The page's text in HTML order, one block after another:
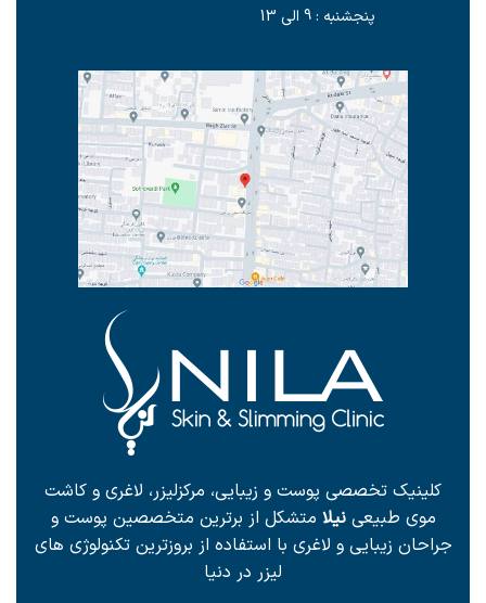
پنجشنبه : 9 الی 13
کلینیک تخصصی پوست و زیبایی، مرکزلیزر، لاغری و کاشت
موی طبیعینیلا متشکل از برترین متخصصین پوست و
جراحان زیبایی و لاغری با استفاده از بروزترین تکنولوژی های
لیزر در دنیا